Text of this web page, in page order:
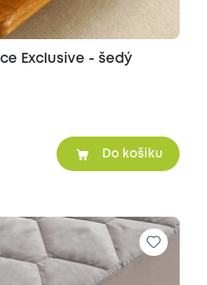
Exclusive - šedý
Do košíku